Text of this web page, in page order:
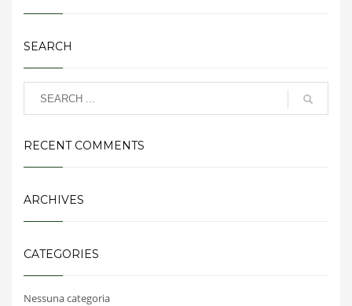
SEARCH
RECENT COMMENTS
ARCHIVES
CATEGORIES
Nessuna categoria